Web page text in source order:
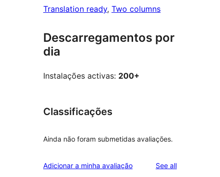
Translation ready, Two columns
Descarregamentos por
dia
Instalações activas: 200+
Classificações
Ainda não foram submetidas avaliações.
Adicionar a minha avaliação See allreviews